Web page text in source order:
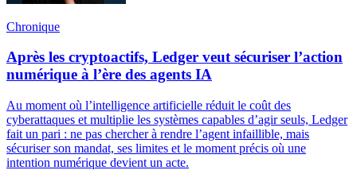
Chronique
Après les cryptoactifs, Ledger veut sécuriser l’action
numérique à l’ère des agents IA
Au moment où l’intelligence artificielle réduit le coût des
cyberattaques et multiplie les systèmes capables d’agir seuls, Ledger
fait un pari : ne pas chercher à rendre l’agent infaillible, mais
sécuriser son mandat, ses limites et le moment précis où une
intention numérique devient un acte.